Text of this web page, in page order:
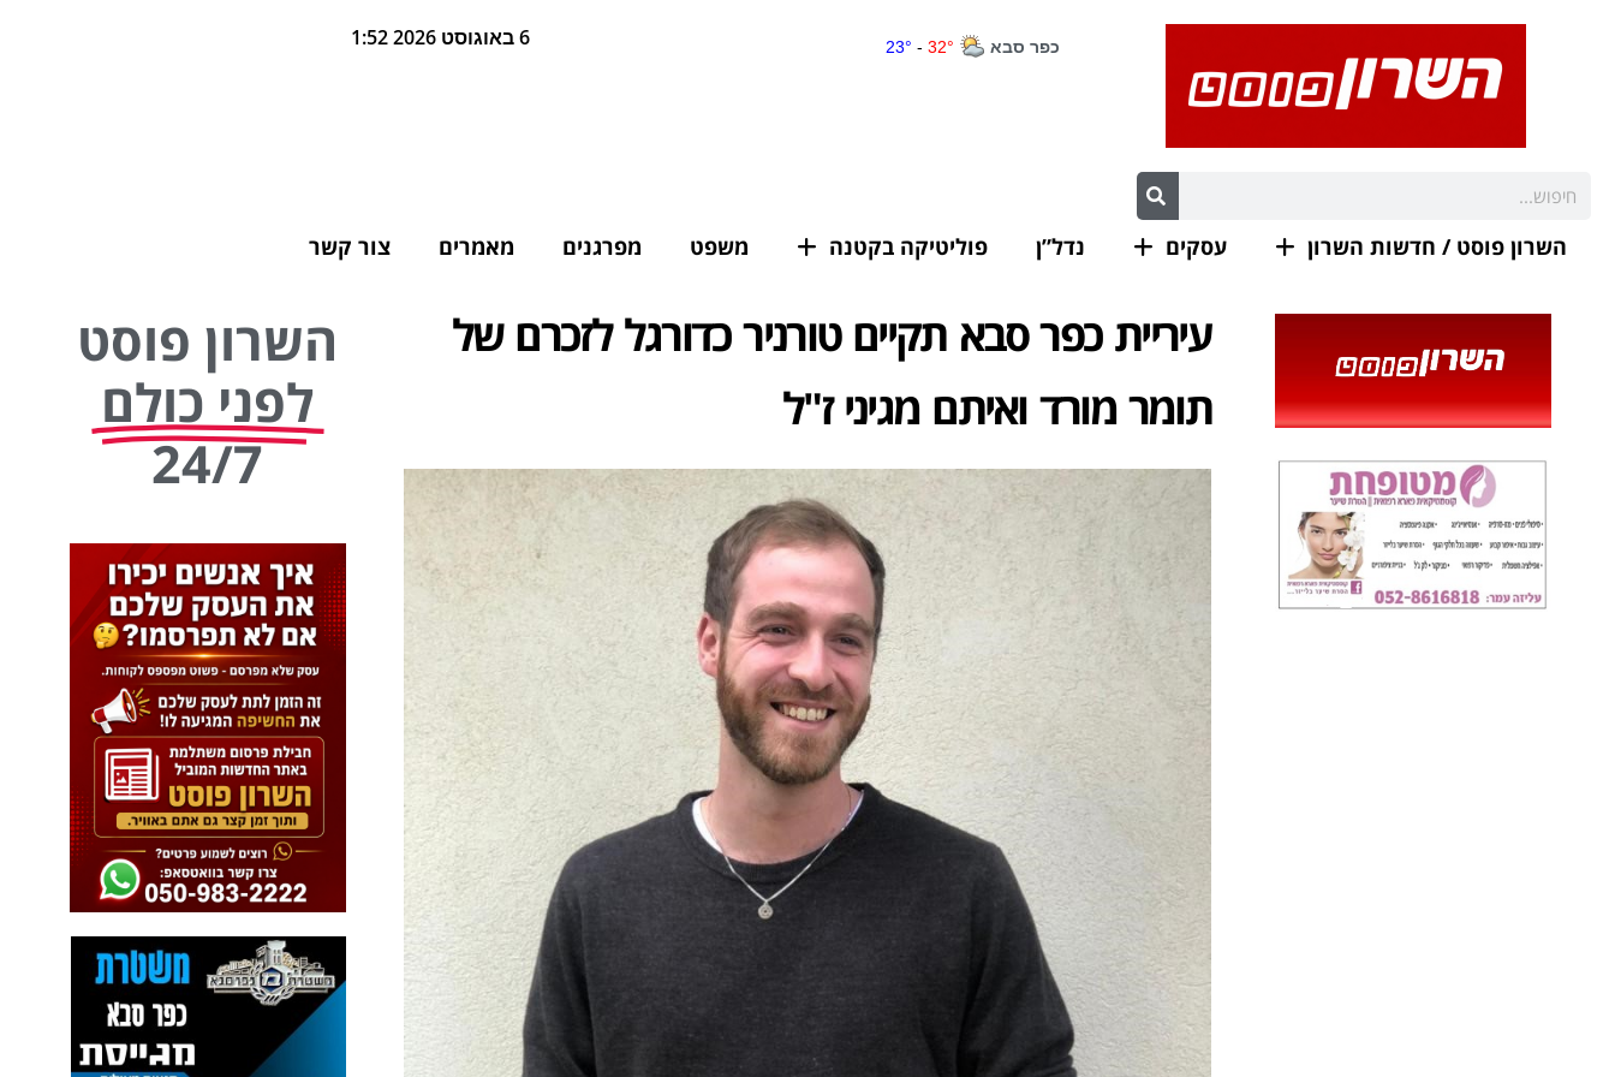
6 באוגוסט 2026 1:52
השרון פוסט / חדשות השרון עסקים נדל”ן פוליטיקה בקטנה משפט מפרגנים מאמרים צור קשר
עיריית כפר סבא תקיים טורניר כדורגל לזכרם של
תומר מורד ואיתם מגיני ז"ל
השרון פוסט
לפני כולם
24/7